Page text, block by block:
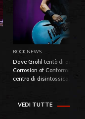
ROCK NEWS
Dave Grohl tentò di
Corrosion of Conformity
centro di
VEDI TUTTE